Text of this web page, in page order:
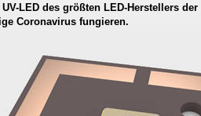
LED des größten LED-Herstellers
Coronavirus fungieren.